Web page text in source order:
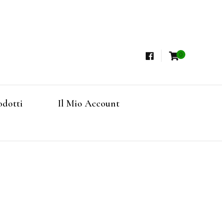
Tisane Terapeutiche Esclusive, Tè Pregiati
0
Il Mio Account